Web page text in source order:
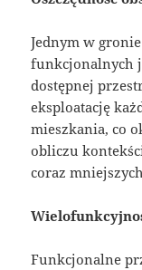
Jednym w
funkcjonalnych
dostępnej
eksploatację
mieszkania, co
obliczu
coraz
Funkcjonalne